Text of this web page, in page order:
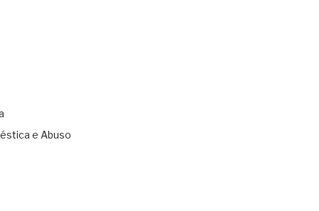
e Abuso